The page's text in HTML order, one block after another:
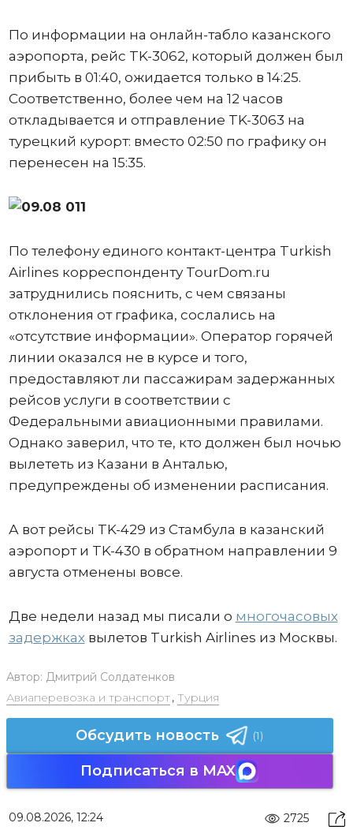
По информации на онлайн-табло казанского
аэропорта, рейс TK-3062, который должен был
прибыть в 01:40, ожидается только в 14:25.
Соответственно, более чем на 12 часов
откладывается и отправление TK-3063 на
турецкий курорт: вместо 02:50 по графику он
перенесен на 15:35.
По телефону единого контакт-центра Turkish
Airlines корреспонденту TourDom.ru
затруднились пояснить, с чем связаны
отклонения от графика, сослались на
«отсутствие информации». Оператор горячей
линии оказался не в курсе и того,
предоставляют ли пассажирам задержанных
рейсов услуги в соответствии с
Федеральными авиационными правилами.
Однако заверил, что те, кто должен был ночью
вылететь из Казани в Анталью,
предупреждены об изменении расписания.
А вот рейсы TK-429 из Стамбула в казанский
аэропорт и TK-430 в обратном направлении 9
августа отменены вовсе.
Две недели назад мы писали о многочасовых
задержкахвылетов Turkish Airlines из Москвы.
Автор: Дмитрий Солдатенков
Авиаперевозка и транспорт, Турция
Обсудить новость (1)
Подписаться в MAX
09.08.2026, 12:24 2725